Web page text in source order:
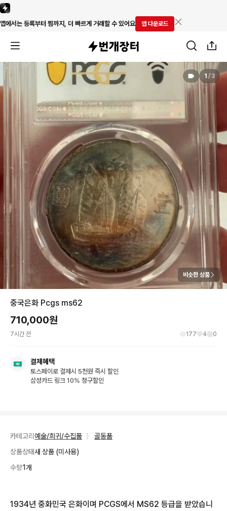
앱에서는 등록부터 찜까지, 더 빠르게 거래할 수 있어요 앱 다운로드
1 /3
비슷한 상품
중국은화 Pcgs ms62
710,000원
7시간 전 177 4 0
결제혜택
토스페이로 결제시 5천원 즉시 할인
삼성카드 링크 10% 청구할인
카테고리 예술/희귀/수집품 〉
골동품
상품상태새 상품 (미사용)
수량1개
1934년 중화민국 은화이며 PCGS에서 MS62 등급을 받았습니